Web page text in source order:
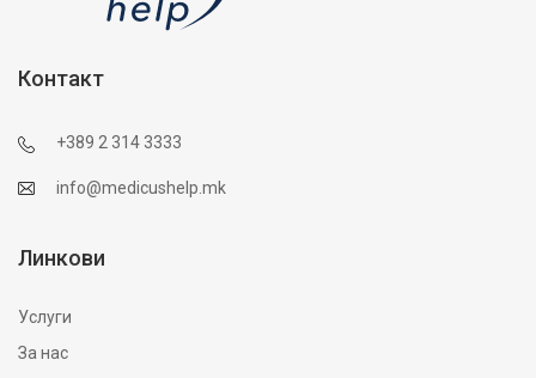
Контакт
+389 2 314 3333
info@medicushelp.mk
Линкови
Услуги
За нас